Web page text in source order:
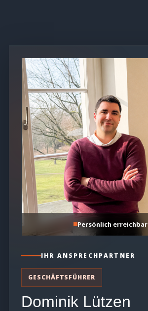
Persönlich erreichbar
IHR ANSPRECHPARTNER
GESCHÄFTSFÜHRER
Dominik Lützen